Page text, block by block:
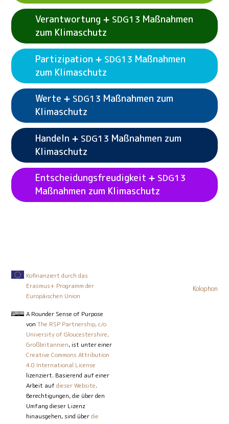
Siehe BeispielaktivitätenKritisches Denken
SDG13Maßnahmen zum Klimaschutz
Siehe BeispielaktivitätenZukünfte SDG13
Maßnahmen zum Klimaschutz
Siehe BeispielaktivitätenEmpathie SDG13
Siehe BeispielaktivitätenKreativität SDG13
Maßnahmen zum Klimaschutz
Verantwortung SDG13 Maßnahmen
zum Klimaschutz
Siehe BeispielaktivitätenVerantwortung SDG13
Partizipation SDG13 Maßnahmen
zum Klimaschutz
Werte SDG13 Maßnahmen zum
Klimaschutz
Handeln SDG13 Maßnahmen zum
Klimaschutz
Entscheidungsfreudigkeit SDG13
Maßnahmen zum Klimaschutz
Siehe Beispielaktivitäten
Entscheidungsfreudigkeit
zum Klimaschutz
Kofinanziert durch das
Erasmus+ Programm der
Europäischen Union
A Rounder Sense of Purpose
vonThe RSP Partnership, c/o
University of Gloucestershire,
Großbritannien, ist unter einer
Creative Commons Attribution
4.0 International License
lizenziert. Basierend auf einer
Arbeit aufdieser Website.
Berechtigungen, die über den
Umfang dieser Lizenz
hinausgehen, sind überdie
Kolophon